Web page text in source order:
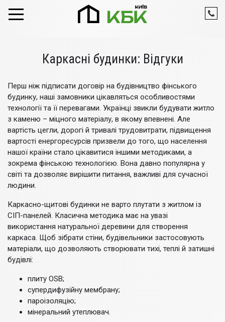
Каркасні будинки: Відгуки
Перш ніж підписати договір на будівництво фінського
будинку, наші замовники цікавляться особливостями
технології та її перевагами. Українці звикли будувати житло
з каменю – міцного матеріалу, в якому впевнені. Але
вартість цегли, дорогі й тривалі трудовитрати, підвищення
вартості енергоресурсів призвели до того, що населення
нашої країни стало цікавитися іншими методиками, а
зокрема фінською технологією. Вона давно популярна у
світі та дозволяє вирішити питання, важливі для сучасної
людини.
Каркасно-щитові будинки не варто плутати з житлом із
СІП-панелей. Класична методика має на увазі
використання натуральної деревини для створення
каркаса. Щоб зібрати стіни, будівельники застосовують
матеріали, що дозволяють створювати тихі, теплі й затишні
будівлі:
плиту OSB;
супердифузійну мембрану;
пароізоляцію;
мінеральний утеплювач.